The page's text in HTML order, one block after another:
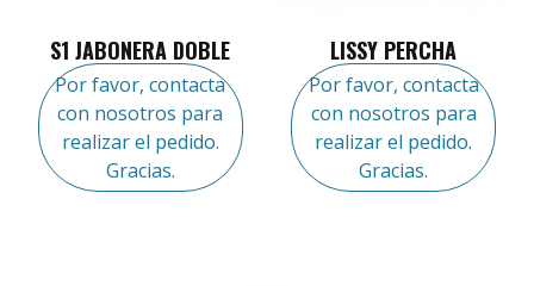
S1 JABONERA DOBLE
Por favor, contacta
con nosotros para
realizar el pedido.
Gracias.
LISSY PERCHA
Por favor, contacta
con nosotros para
realizar el pedido.
Gracias.